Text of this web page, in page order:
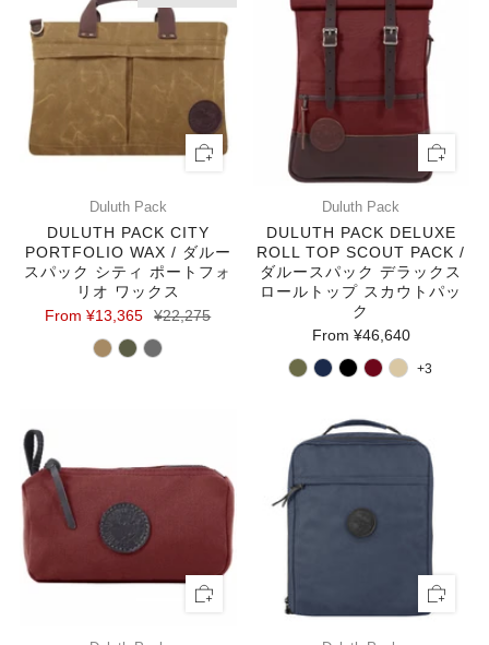
Duluth Pack
DULUTH PACK CITY
PORTFOLIO WAX / ダルー
スパック シティ ポートフォ
リオ ワックス
From¥13,365 ¥22,275
Duluth Pack
DULUTH PACK DELUXE
ROLL TOP SCOUT PACK /
ダルースパック デラックス
ロールトップ スカウトパッ
ク
From ¥46,640
+3